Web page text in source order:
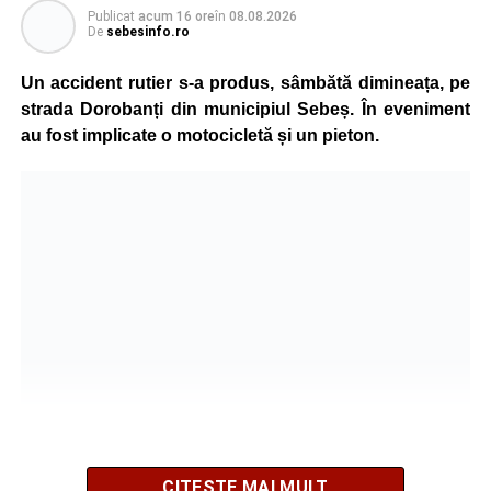
În urma impactului, femeia a suferit leziuni corporale
îngrijiri medicale de specialitate.
Motociclistul a fost testat cu aparatul etilotest, rezultatul
Publicat acum 16 oreîn 08.08.2026
De sebesinfo.ro
Un accident rutier s-a produs, sâmbătă dimineața, pe
strada Dorobanți din municipiul Sebeș. În eveniment
au fost implicate o motocicletă și un pieton.